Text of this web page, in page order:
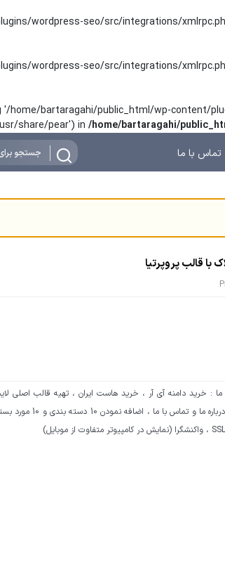
wordpress-seo/src/integrations/
wordpress-seo/src/integrations/
'/home/bartaragahi/public_html/wp-content/
share/pear') in /home/bartaragahi/
تماس با ما
با قالب پروپرتیا
: خرید دامنه آی آر ، خرید هاست ایران ، تهیه قالب اصلی
صفحه درباره ما و تماس